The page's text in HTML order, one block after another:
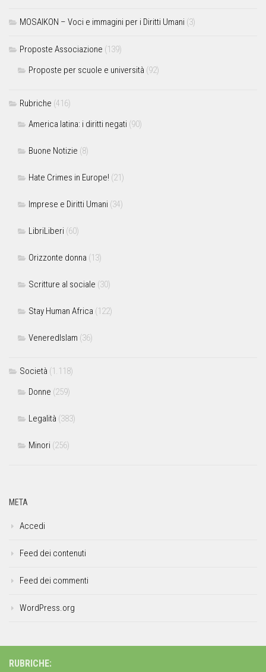
MOSAIKON – Voci e immagini per i Diritti Umani (3)
Proposte Associazione (139)
Proposte per scuole e università (92)
Rubriche (416)
America latina: i diritti negati (90)
Buone Notizie (8)
Hate Crimes in Europe! (21)
Imprese e Diritti Umani (34)
LibriLiberi (60)
Orizzonte donna (13)
Scritture al sociale (30)
Stay Human Africa (122)
VeneredIslam (36)
Società (1.118)
Donne (259)
Legalità (383)
Minori (256)
META
Accedi
Feed dei contenuti
Feed dei commenti
WordPress.org
RUBRICHE: